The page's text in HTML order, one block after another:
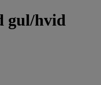
gul/hvid